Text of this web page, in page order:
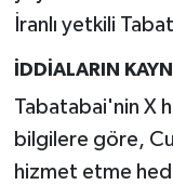
İranlı yetkili
İDDİALARIN
Tabatabai'nin X
bilgilere göre,
hizmet etme